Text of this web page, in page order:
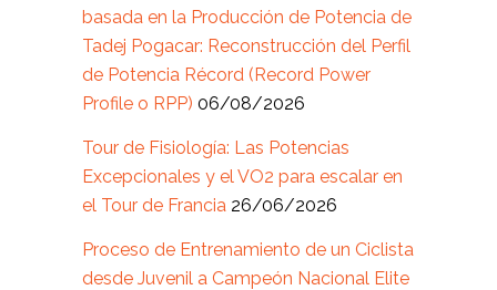
basada en la Producción de Potencia de
Tadej Pogacar: Reconstrucción del Perfil
de Potencia Récord (Record Power
Profile o RPP) 06/08/2026
Tour de Fisiología: Las Potencias
Excepcionales y el VO2 para escalar en
el Tour de Francia 26/06/2026
Proceso de Entrenamiento de un Ciclista
desde Juvenil a Campeón Nacional Elite